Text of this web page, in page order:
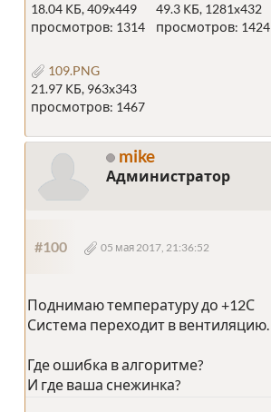
18.04 КБ, 409x449
просмотров: 1314
49.3 КБ, 1281x432
просмотров: 1424
109.PNG
21.97 КБ, 963x343
просмотров: 1467
mike
Администратор
#100 05 мая 2017, 21:36:52
Поднимаю температуру до +12С
Система переходит в вентиляцию.
Где ошибка в алгоритме?
И где ваша снежинка?